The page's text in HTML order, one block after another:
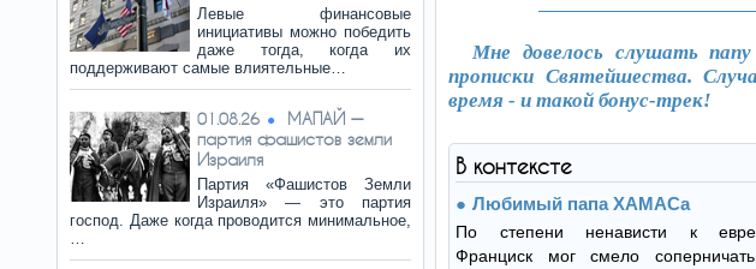
Левые финансовые
инициативы можно победить
даже тогда, когда их
поддерживают самые влиятельные…
01.08.26
МАПАЙ —
партия фашистов земли
Израиля
Партия «Фашистов Земли
Израиля» — это партия
господ. Даже когда проводится минимальное,
…
Мне довелось слушать
прописки Святейшества.
время - и такой бонус-трек!
В контексте
Любимый папа ХАМАСа
По степени ненависти к
Франциск мог смело